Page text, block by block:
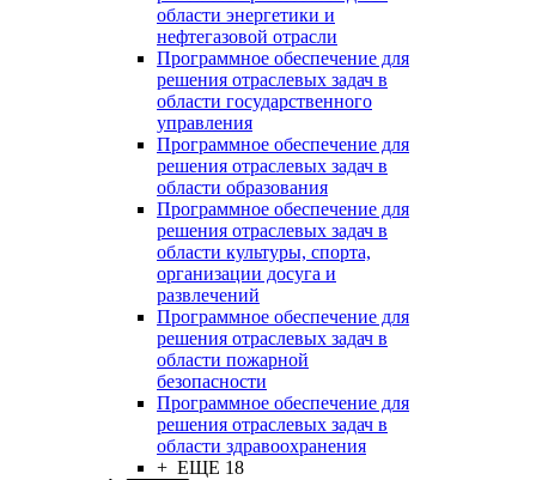
области энергетики и
нефтегазовой отрасли
Программное обеспечение для
решения отраслевых задач в
области государственного
управления
Программное обеспечение для
решения отраслевых задач в
области образования
Программное обеспечение для
решения отраслевых задач в
области культуры, спорта,
организации досуга и
развлечений
Программное обеспечение для
решения отраслевых задач в
области пожарной
безопасности
Программное обеспечение для
решения отраслевых задач в
области здравоохранения
+ ЕЩЕ 18